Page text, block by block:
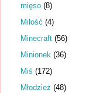
mięso (8)
Miłość (4)
Minecraft (56)
Minionek (36)
Miś (172)
Młodzież (48)